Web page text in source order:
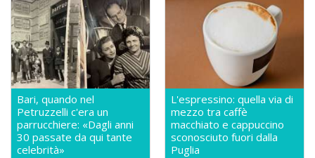
Bari, quando nel
Petruzzelli c'era un
parrucchiere: «Dagli anni
30 passate da qui tante
celebrità»
L'espressino: quella via di
mezzo tra caffè
macchiato e cappuccino
sconosciuto fuori dalla
Puglia